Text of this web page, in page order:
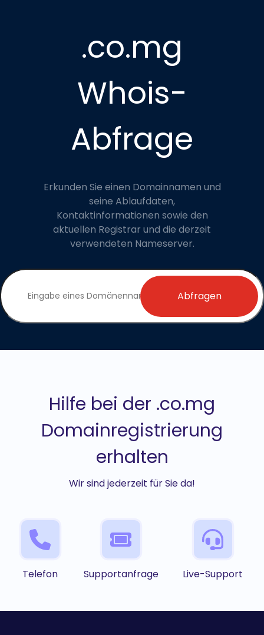
.co.mg
Whois-
Abfrage
Erkunden Sie einen Domainnamen und
seine Ablaufdaten,
Kontaktinformationen sowie den
aktuellen Registrar und die derzeit
verwendeten Nameserver.
Abfragen
Hilfe bei der .co.mg
Domainregistrierung
erhalten
Wir sind jederzeit für Sie da!
Telefon Supportanfrage Live-Support